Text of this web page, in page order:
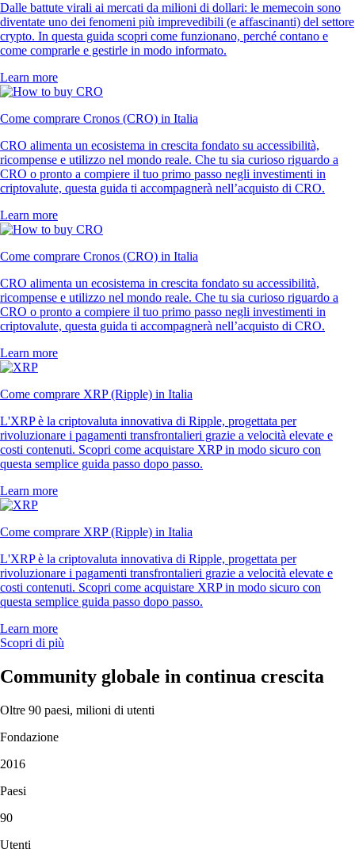
Dalle battute virali ai mercati da milioni di dollari: le memecoin sono
diventate uno dei fenomeni più imprevedibili (e affascinanti) del settore
crypto. In questa guida scopri come funzionano, perché contano e
come comprarle e gestirle in modo informato.
Learn more
Come comprare Cronos (CRO) in Italia
CRO alimenta un ecosistema in crescita fondato su accessibilità,
ricompense e utilizzo nel mondo reale. Che tu sia curioso riguardo a
CRO o pronto a compiere il tuo primo passo negli investimenti in
criptovalute, questa guida ti accompagnerà nell’acquisto di CRO.
Learn more
Come comprare Cronos (CRO) in Italia
CRO alimenta un ecosistema in crescita fondato su accessibilità,
ricompense e utilizzo nel mondo reale. Che tu sia curioso riguardo a
CRO o pronto a compiere il tuo primo passo negli investimenti in
criptovalute, questa guida ti accompagnerà nell’acquisto di CRO.
Learn more
Come comprare XRP (Ripple) in Italia
L'XRP è la criptovaluta innovativa di Ripple, progettata per
rivoluzionare i pagamenti transfrontalieri grazie a velocità elevate e
costi contenuti. Scopri come acquistare XRP in modo sicuro con
questa semplice guida passo dopo passo.
Learn more
Come comprare XRP (Ripple) in Italia
L'XRP è la criptovaluta innovativa di Ripple, progettata per
rivoluzionare i pagamenti transfrontalieri grazie a velocità elevate e
costi contenuti. Scopri come acquistare XRP in modo sicuro con
questa semplice guida passo dopo passo.
Learn more
Scopri di più
Community globale in continua crescita
Oltre 90 paesi, milioni di utenti
Fondazione
2016
Paesi
90
Utenti